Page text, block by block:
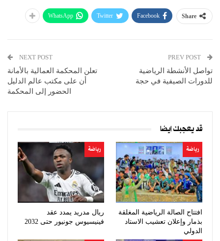
Share
Facebook
Twitter
WhatsApp
تواصل الأنشطة الرياضية
للدورات الصيفية في حجة
NEXT POST
تعلن المحكمة العمالية بالأمانة
أن على مكتب عالم الدليل
الحضور إلى المحكمة
قد يعجبك ايضا
رياضة
افتتاح الصالة الرياضية المغلقة
بذمار وإعلان تعشيب الاستاد
الدولي
رياضة
ريال مدريد يمدد عقد
فينيسيوس جونيور حتى 2032